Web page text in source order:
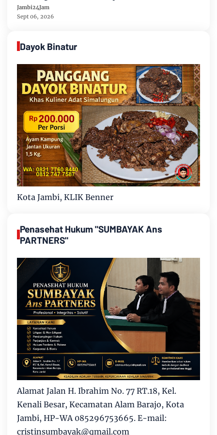
Hadapi Ancaman Krisis Air Bersih dan
Karhutla
Jambi24Jam
Sept 06, 2026
Dayok Binatur
Kota Jambi, KLIK Benner
Penasehat Hukum "SUMBAYAK Ans
PARTNERS"
Alamat Jalan H. Ibrahim No. 77 RT.18, Kel.
Kenali Besar, Kecamatan Alam Barajo, Kota
Jambi, HP-WA 085296753665. E-mail:
cristinsumbayak@qmail.com